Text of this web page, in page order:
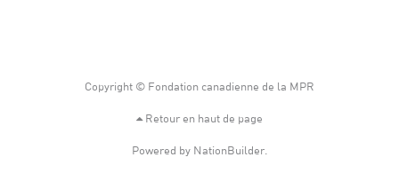
Copyright © Fondation canadienne de la MPR
Retour en haut de page
Powered by NationBuilder.